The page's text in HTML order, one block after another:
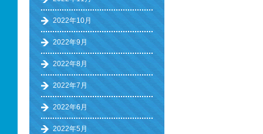
2022年10月
2022年9月
2022年8月
2022年7月
2022年6月
2022年5月